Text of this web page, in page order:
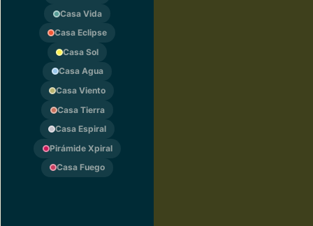
Casa Vida
Casa Eclipse
Casa Sol
Casa Agua
Casa Viento
Casa Tierra
Casa Espiral
Pirámide Xpiral
Casa Fuego